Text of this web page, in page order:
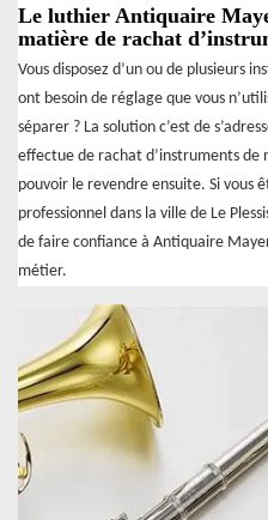
Le luthier Antiquaire
matière de rachat
Vous disposez d’un ou de plusieurs
ont besoin de réglage que vous
séparer ? La solution c’est de
effectue de rachat d’instruments
pouvoir le revendre ensuite. Si vous
professionnel dans la ville de Le
de faire confiance à Antiquaire
métier.